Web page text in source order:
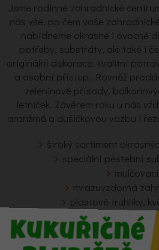
Jsme rodinné zahradnické
nás vše, po čem vaše
nabídneme okrasné i ovocné
potřeby, substráty, ale také i
originální dekorace, kvalitní
a osobní přístup. Rovněž
zeleninové přísady,
letniček. Závěrem roku u nás
aranžmá a dušičkovou vazbu i
široký sortiment
speciální pěstební
mrazuvzdorná
plastové truhlíky,
více zde